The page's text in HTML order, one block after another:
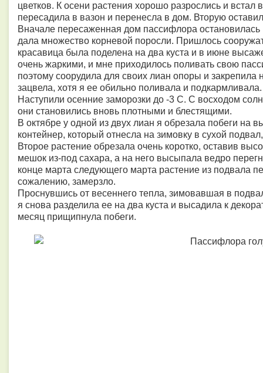
цветков. К осени растения хорошо разрослись и встал
пересадила в вазон и перенесла в дом. Вторую
Вначале пересаженная дом пассифлора остановилась
дала множество корневой поросли. Пришлось
красавица была поделена на два куста и в июне
очень жаркими, и мне приходилось поливать свою
поэтому соорудила для своих лиан опоры и закрепила
зацвела, хотя я ее обильно поливала и
Наступили осенние заморозки до -3 С. С восходом
они становились вновь плотными и блестящими.
В октябре у одной из двух лиан я обрезала побеги на
контейнер, который отнесла на зимовку в сухой
Второе растение обрезала очень коротко, оставив
мешок из-под сахара, а на него высыпала ведро
конце марта следующего марта растение из подвала
сожалению, замерзло.
Проснувшись от весеннего тепла, зимовавшая в
я снова разделила ее на два куста и высадила к
месяц прищипнула побеги.